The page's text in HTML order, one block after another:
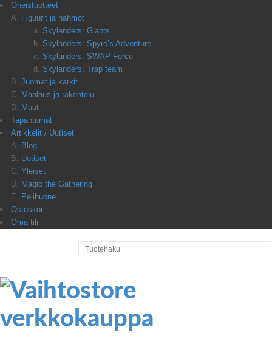
Oheistuotteet
Figuurit ja hahmot
Skylanders: Giants
Skylanders: Spyro’s Adventure
Skylanders: SWAP Force
Skylanders: Trap team
Juomat ja karkit
Maalaus ja rakentelu
Muut
Tapahtumat
Artikkelit / Uutiset
Blogi
Uutiset
Yleiset
Magic the Gathering
Pelihuone
Ostoskori
Oma tili